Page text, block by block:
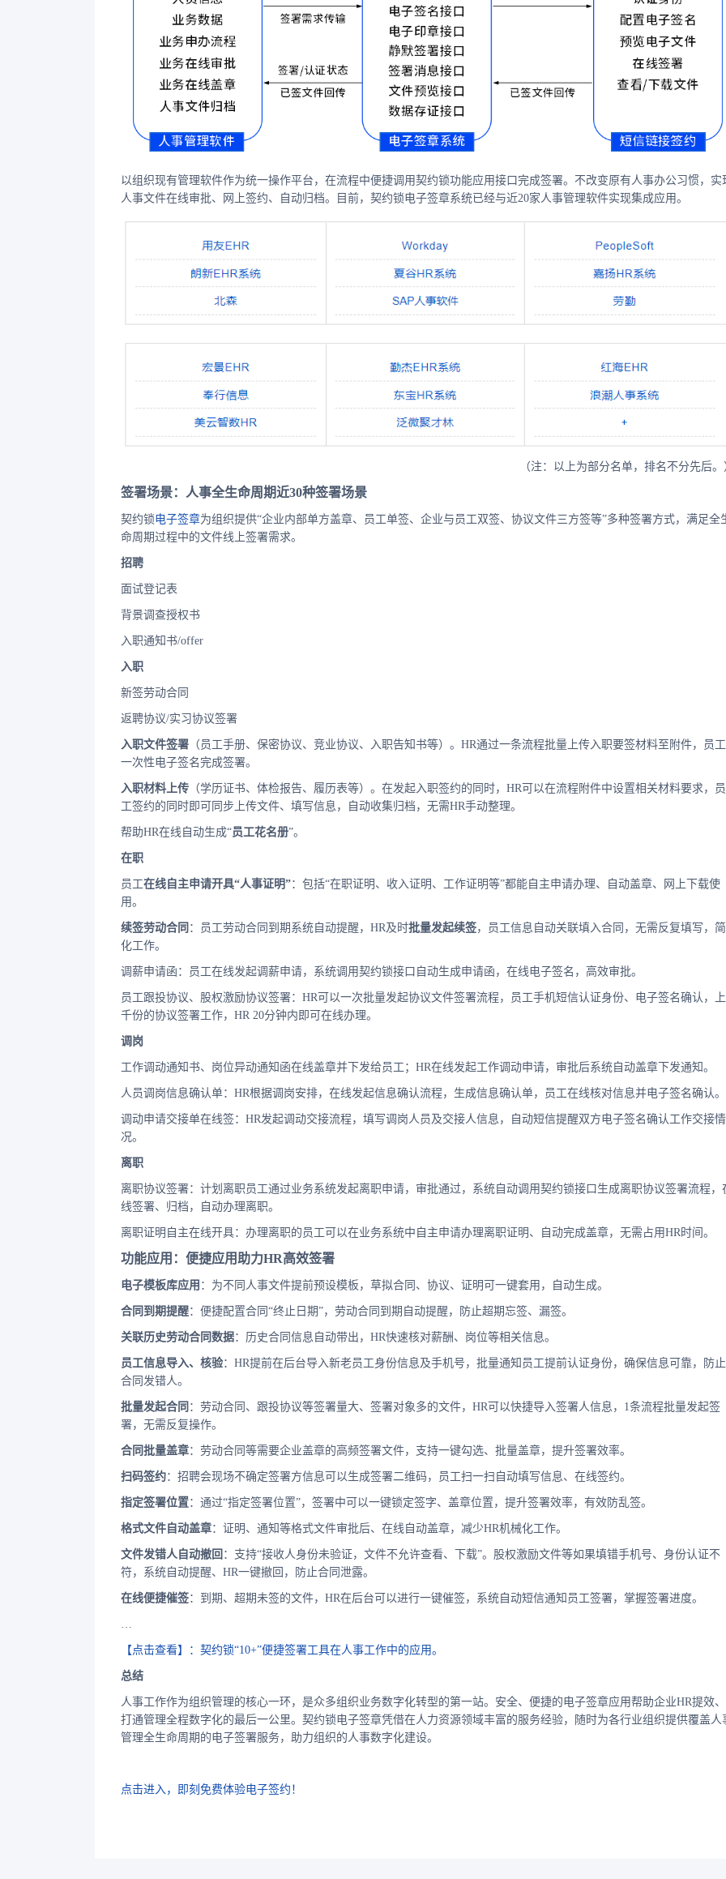
以组织现有管理软件作为统一操作平台，在流程中便捷调用契约锁功能应用接口完成签署。不改变原有人事办公习惯，实
人事文件在线审批、网上签约、自动归档。目前，契约锁电子签章系统已经与近20家人事管理软件实现集成应用。
（注：以上为部分名单，排名不分先后。
签署场景：人事全生命周期近30种签署场景
契约锁 电子签章为组织提供“企业内部单方盖章、员工单签、企业与员工双签、协议文件三方签等”多种签署方式，满足全
命周期过程中的文件线上签署需求。
招聘
面试登记表
背景调查授权书
入职通知书/offer
入职
新签劳动合同
返聘协议/实习协议签署
入职文件签署 （员工手册、保密协议、竞业协议、入职告知书等）。HR通过一条流程批量上传入职要签材料至附件，员工
一次性电子签名完成签署。
入职材料上传 （学历证书、体检报告、履历表等）。在发起入职签约的同时，HR可以在流程附件中设置相关材料要求，员
工签约的同时即可同步上传文件、填写信息，自动收集归档，无需HR手动整理。
帮助HR在线自动生成“员工花名册”。
在职
员工在线自主申请开具“人事证明”：包括“在职证明、收入证明、工作证明等”都能自主申请办理、自动盖章、网上下载使
用。
续签劳动合同 ：员工劳动合同到期系统自动提醒，HR及时批量发起续签，员工信息自动关联填入合同，无需反复填写，简
化工作。
调薪申请函：员工在线发起调薪申请，系统调用契约锁接口自动生成申请函，在线电子签名，高效审批。
员工跟投协议、股权激励协议签署：HR可以一次批量发起协议文件签署流程，员工手机短信认证身份、电子签名确认，上
千份的协议签署工作，HR 20分钟内即可在线办理。
调岗
工作调动通知书、岗位异动通知函在线盖章并下发给员工；HR在线发起工作调动申请，审批后系统自动盖章下发通知。
人员调岗信息确认单：HR根据调岗安排，在线发起信息确认流程，生成信息确认单，员工在线核对信息并电子签名确认。
调动申请交接单在线签：HR发起调动交接流程，填写调岗人员及交接人信息，自动短信提醒双方电子签名确认工作交接情
况。
离职
离职协议签署：计划离职员工通过业务系统发起离职申请，审批通过，系统自动调用契约锁接口生成离职协议签署流程，
线签署、归档，自动办理离职。
离职证明自主在线开具：办理离职的员工可以在业务系统中自主申请办理离职证明、自动完成盖章，无需占用HR时间。
功能应用：便捷应用助力HR高效签署
电子模板库应用 ：为不同人事文件提前预设模板，草拟合同、协议、证明可一键套用，自动生成。
合同到期提醒：便捷配置合同“终止日期”，劳动合同到期自动提醒，防止超期忘签、漏签。
关联历史劳动合同数据：历史合同信息自动带出，HR快速核对薪酬、岗位等相关信息。
员工信息导入、核验：HR提前在后台导入新老员工身份信息及手机号，批量通知员工提前认证身份，确保信息可靠，防止
合同发错人。
批量发起合同 ：劳动合同、跟投协议等签署量大、签署对象多的文件，HR可以快捷导入签署人信息，1条流程批量发起签
署，无需反复操作。
合同批量盖章：劳动合同等需要企业盖章的高频签署文件，支持一键勾选、批量盖章，提升签署效率。
扫码签约：招聘会现场不确定签署方信息可以生成签署二维码，员工扫一扫自动填写信息、在线签约。
指定签署位置：通过“指定签署位置”，签署中可以一键锁定签字、盖章位置，提升签署效率，有效防乱签。
格式文件自动盖章：证明、通知等格式文件审批后、在线自动盖章，减少HR机械化工作。
文件发错人自动撤回 ：支持“接收人身份未验证，文件不允许查看、下载”。股权激励文件等如果填错手机号、身份认证不
符，系统自动提醒、HR一键撤回，防止合同泄露。
在线便捷催签：到期、超期未签的文件，HR在后台可以进行一键催签，系统自动短信通知员工签署，掌握签署进度。
【点击查看】：契约锁“10+”便捷签署工具在人事工作中的应用。
总结
人事工作作为组织管理的核心一环，是众多组织业务数字化转型的第一站。安全、便捷的电子签章应用帮助企业HR提效、
打通管理全程数字化的最后一公里。契约锁电子签章凭借在人力资源领域丰富的服务经验，随时为各行业组织提供覆盖人
管理全生命周期的电子签署服务，助力组织的人事数字化建设。
点击进入，即刻免费体验电子签约！